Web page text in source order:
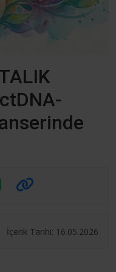
İçerik Tarihi: 16.05.2026